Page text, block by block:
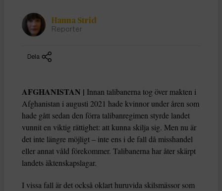
Hanna Strid
Reporter
Dela
AFGHANISTAN | Innan talibanerna tog över makten i
Afghanistan i augusti 2021 hade kvinnor under åren som
hade gått sedan den förra talibanregimen styrde landet
vunnit en viktig rättighet: att kunna skilja sig. Men nu är
det inte längre möjligt – inte ens i de fall då misshandel
eller annat våld förekommer. Talibanerna har åter skärpt
landets äktenskapslagar.
I vissa fall är det också oklart huruvida skilsmässor som